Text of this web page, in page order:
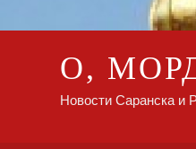
О,
Новости Саранска и